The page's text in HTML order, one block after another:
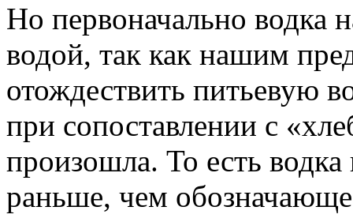
Но первоначально водка
водой, так как нашим
отождествить питьевую
при сопоставлении с
произошла. То есть водка
раньше, чем